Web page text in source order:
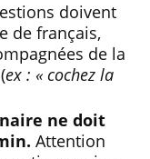
doivent
de français,
de la
ex : « cochez la
ne doit
Attention